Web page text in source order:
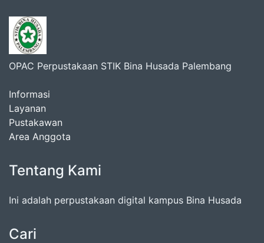
OPAC Perpustakaan STIK Bina Husada Palembang
Informasi
Layanan
Pustakawan
Area Anggota
Tentang Kami
Ini adalah perpustakaan digital kampus Bina Husada
Cari